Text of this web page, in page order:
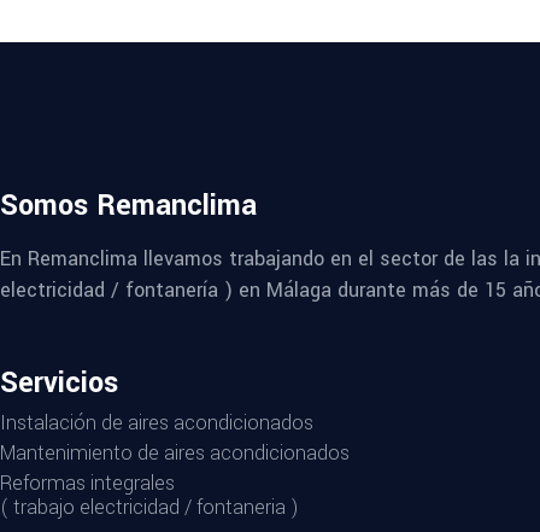
Somos Remanclima
En Remanclima llevamos trabajando en el sector de las
electricidad / fontanería ) en Málaga durante más de 15
Servicios
Instalación de aires acondicionados
Mantenimiento de aires acondicionados
Reformas integrales
( trabajo electricidad / fontaneria )